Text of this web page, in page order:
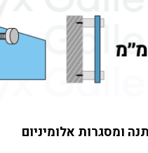
ומסגרות אלומיניום